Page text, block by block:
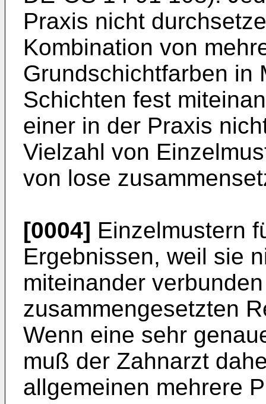
Praxis nicht
Kombination von
Grundschichtfarben in
Schichten fest
einer in der Praxis
Vielzahl von
von lose
[0004] Einzelmustern
Ergebnissen, weil sie
miteinander
zusammengesetzten
Wenn eine sehr
muß der Zahnarzt
allgemeinen mehrere